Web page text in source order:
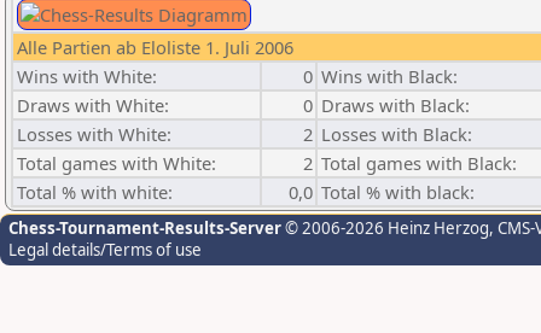
Alle Partien ab Eloliste 1. Juli 2006
Wins with White:
0 Wins with Black:
Draws with White:
0 Draws with Black:
Losses with White:
2 Losses with Black:
Total games with White:
2 Total games with Black:
Total % with white:
0,0 Total % with black:
Chess-Tournament-Results-Server© 2006-2026 Heinz Herzog,
Legal details/Terms of use